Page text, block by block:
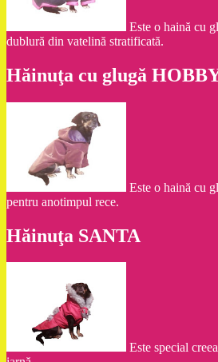
Este o haină cu
dublură din vatelină stratificată.
Hăinuţa cu glugă
Este o haină cu
pentru anotimpul rece.
Hăinuţa SANTA
Este special